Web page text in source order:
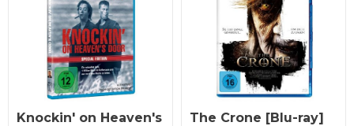
Knockin' on Heaven's
The Crone [Blu-ray]